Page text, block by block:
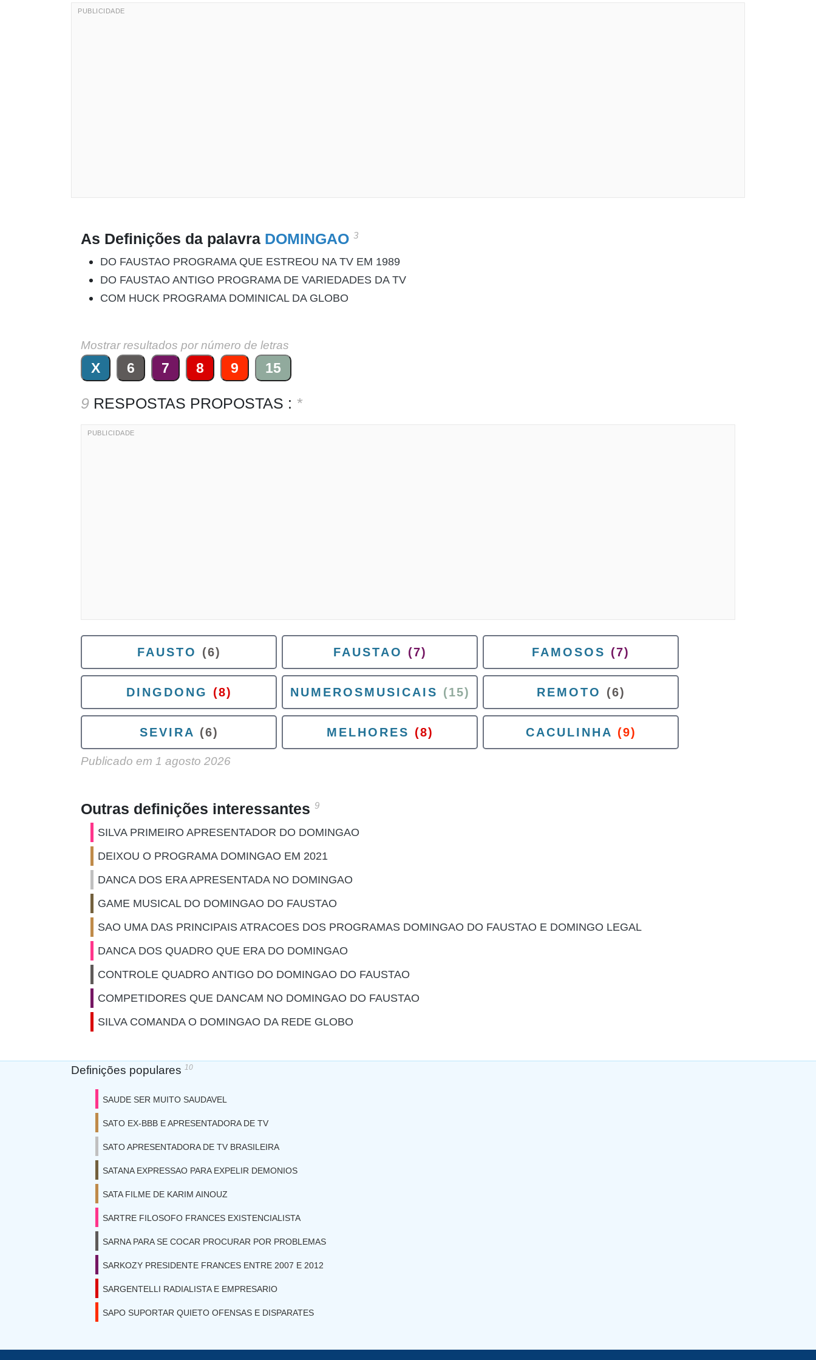
As Definições da palavra DOMINGAO 3
DO FAUSTAO PROGRAMA QUE ESTREOU NA TV EM 1989
DO FAUSTAO ANTIGO PROGRAMA DE VARIEDADES DA TV
COM HUCK PROGRAMA DOMINICAL DA GLOBO
Mostrar resultados por número de letras
X 6 7 8 9 15
9 RESPOSTAS PROPOSTAS : *
FAUSTO (6) FAUSTAO (7) FAMOSOS (7)
DINGDONG (8) NUMEROSMUSICAIS (15) REMOTO (6)
SEVIRA (6) MELHORES (8) CACULINHA (9)
Publicado em 1 agosto 2026
Outras definições interessantes 9
SILVA PRIMEIRO APRESENTADOR DO DOMINGAO
DEIXOU O PROGRAMA DOMINGAO EM 2021
DANCA DOS ERA APRESENTADA NO DOMINGAO
GAME MUSICAL DO DOMINGAO DO FAUSTAO
SAO UMA DAS PRINCIPAIS ATRACOES DOS PROGRAMAS DOMINGAO DO FAUSTAO E DOMINGO LEGAL
DANCA DOS QUADRO QUE ERA DO DOMINGAO
CONTROLE QUADRO ANTIGO DO DOMINGAO DO FAUSTAO
COMPETIDORES QUE DANCAM NO DOMINGAO DO FAUSTAO
SILVA COMANDA O DOMINGAO DA REDE GLOBO
Definições populares 10
SAUDE SER MUITO SAUDAVEL
SATO EX-BBB E APRESENTADORA DE TV
SATO APRESENTADORA DE TV BRASILEIRA
SATANA EXPRESSAO PARA EXPELIR DEMONIOS
SATA FILME DE KARIM AINOUZ
SARTRE FILOSOFO FRANCES EXISTENCIALISTA
SARNA PARA SE COCAR PROCURAR POR PROBLEMAS
SARKOZY PRESIDENTE FRANCES ENTRE 2007 E 2012
SARGENTELLI RADIALISTA E EMPRESARIO
SAPO SUPORTAR QUIETO OFENSAS E DISPARATES